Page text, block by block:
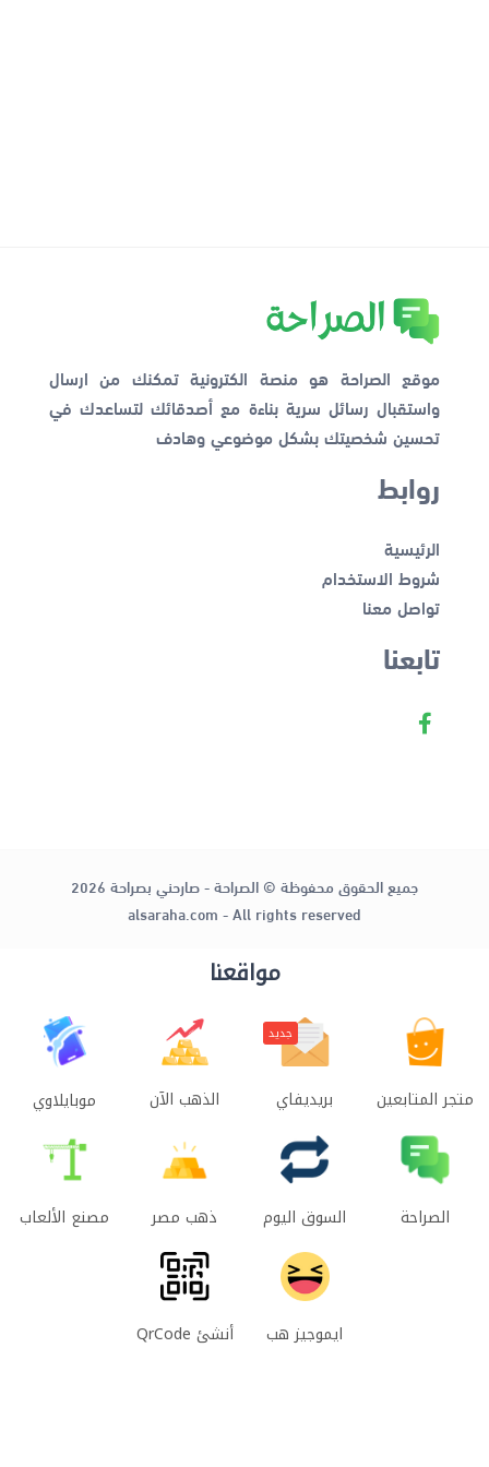
موقع الصراحة هو منصة الكترونية تمكنك من ارسال
واستقبال رسائل سرية بناءة مع أصدقائك لتساعدك في
تحسين شخصيتك بشكل موضوعي وهادف
روابط
الرئيسية
شروط الاستخدام
تواصل معنا
تابعنا
جميع الحقوق محفوظة © الصراحة - صارحني بصراحة 2026
alsaraha.com - All rights reserved